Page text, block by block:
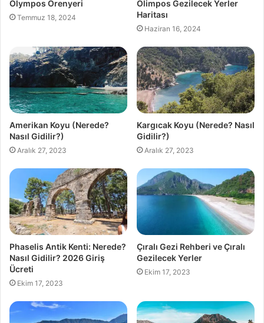
Olympos Örenyeri
Temmuz 18, 2024
Olimpos Gezilecek Yerler
Haritası
Haziran 16, 2024
Amerikan Koyu (Nerede?
Nasıl Gidilir?)
Aralık 27, 2023
Kargıcak Koyu (Nerede? Nasıl
Gidilir?)
Aralık 27, 2023
Phaselis Antik Kenti: Nerede?
Nasıl Gidilir? 2026 Giriş
Ücreti
Ekim 17, 2023
Çıralı Gezi Rehberi ve Çıralı
Gezilecek Yerler
Ekim 17, 2023